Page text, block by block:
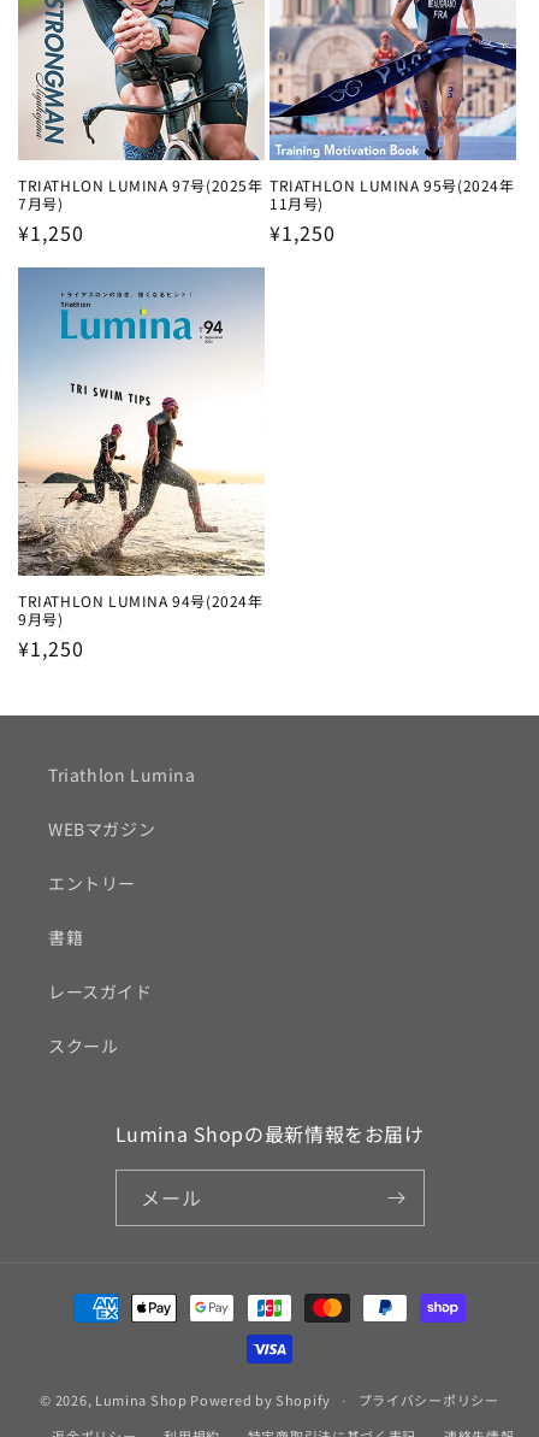
TRIATHLON LUMINA 97号(2025年
7月号)
通
常
¥1,250
TRIATHLON LUMINA 95号(2024年
11月号)
通
¥1,250
TRIATHLON LUMINA 94号(2024年
9月号)
通
¥1,250
Triathlon Lumina
WEBマガジン
エントリー
書籍
レースガイド
スクール
Lumina Shopの最新情報をお届け
メール
法
© 2026, Lumina Shop Powered by Shopify
プライバシーポリシー